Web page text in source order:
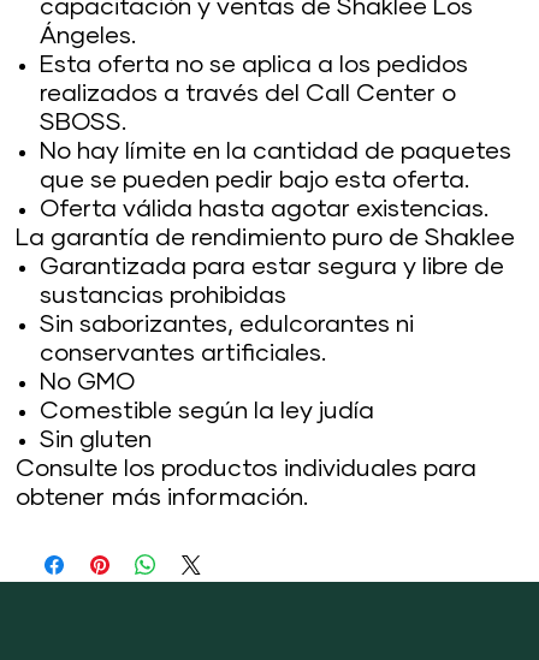
capacitación y ventas de Shaklee Los
Ángeles.
Esta oferta no se aplica a los pedidos
realizados a través del Call Center o
SBOSS.
No hay límite en la cantidad de paquetes
que se pueden pedir bajo esta oferta.
Oferta válida hasta agotar existencias.
La garantía de rendimiento puro de Shaklee
Garantizada para estar segura y libre de
sustancias prohibidas
Sin saborizantes, edulcorantes ni
conservantes artificiales.
No GMO
Comestible según la ley judía
Sin gluten
Consulte los productos individuales para
obtener más información.